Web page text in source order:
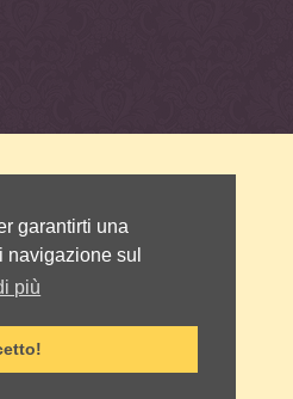
garantirti una
sul
più